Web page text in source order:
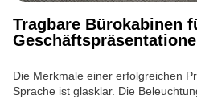
Tragbare Bürokabinen
Die Merkmale einer erfolgreichen
Sprache ist glasklar. Die